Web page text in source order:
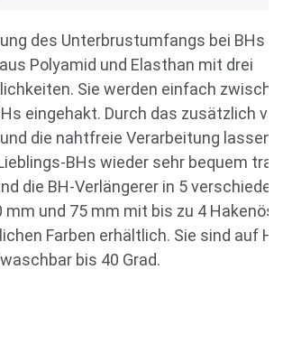
des Unterbrustumfangs bei BHs
Polyamid und Elasthan mit drei
Sie werden einfach
eingehakt. Durch das zusätzlich
die nahtfreie Verarbeitung lassen
BHs wieder sehr bequem
die BH-Verlängerer in 5
mm und 75 mm mit bis zu 4
Farben erhältlich. Sie sind auf
bis 40 Grad.